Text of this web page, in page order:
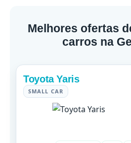
Melhores ofertas
carros na
Toyota Yaris
SMALL CAR